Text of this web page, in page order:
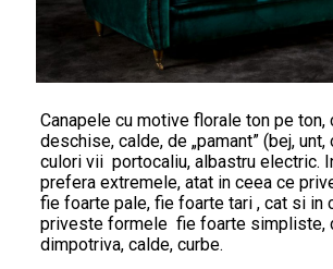
Canapele cu motive florale ton pe ton,
deschise, calde, de „pamant” (bej, unt,
culori vii  portocaliu, albastru electric.
prefera extremele, atat in ceea ce
fie foarte pale, fie foarte tari , cat si in
priveste formele  fie foarte simpliste,
dimpotriva, calde, curbe.